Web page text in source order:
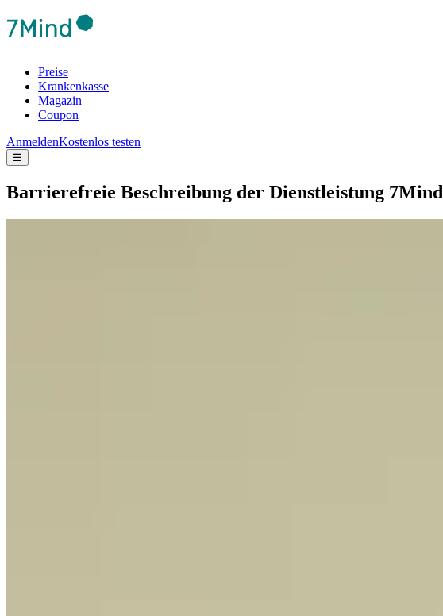
Preise
Krankenkasse
Magazin
Coupon
AnmeldenKostenlos testen
☰
Barrierefreie Beschreibung der Dienstleistung 7Mind